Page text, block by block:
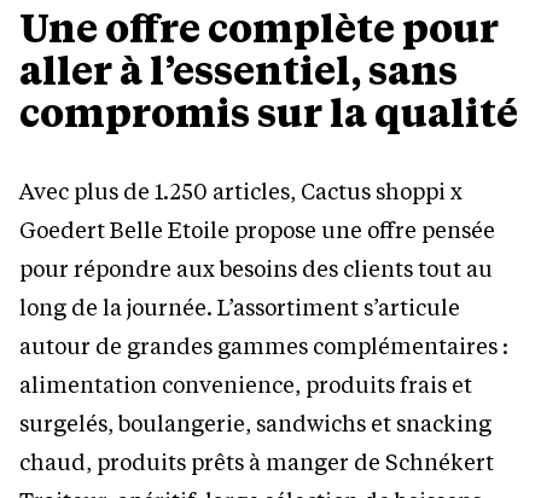
Une offre complète pour
aller à l’essentiel, sans
compromis sur la qualité
Avec plus de 1.250 articles, Cactus shoppi x
Goedert Belle Etoile propose une offre pensée
pour répondre aux besoins des clients tout au
long de la journée. L’assortiment s’articule
autour de grandes gammes complémentaires :
alimentation convenience, produits frais et
surgelés, boulangerie, sandwichs et snacking
chaud, produits prêts à manger de Schnékert